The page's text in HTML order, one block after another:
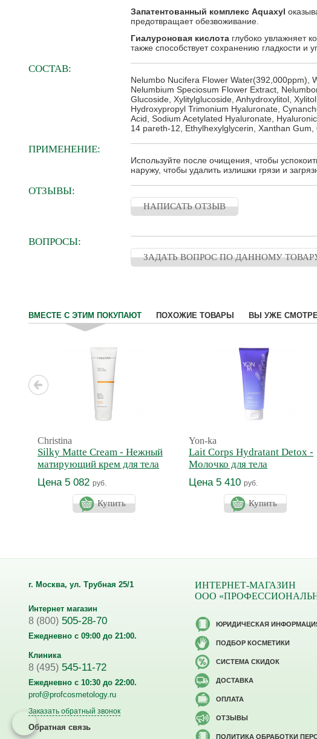
Запатентованный комплекс Aquaxyl
предотвращает обезвоживание.
Гиалуроновая кислотаглубоко увлажняет
также способствует сохранению гладкости и
СОСТАВ:
Nelumbo Nucifera Flower Water(392,000ppm),
Nelumbium Speciosum Flower Extract,
Glucoside, Xylitylglucoside, Anhydroxylitol,
Hydroxypropyl Trimonium Hyaluronate,
Acid, Sodium Acetylated Hyaluronate,
14 pareth-12, Ethylhexylglycerin, Xanthan
ПРИМЕНЕНИЕ:
Используйте после очищения, чтобы
наружу, чтобы удалить излишки грязи и
ОТЗЫВЫ:
НАПИСАТЬ ОТЗЫВ
ВОПРОСЫ:
ЗАДАТЬ ВОПРОС ПО ДАННОМУ
ВМЕСТЕ С ЭТИМ ПОКУПАЮТ ПОХОЖИЕ ТОВАРЫ ВЫ УЖЕ
Christina
Silky Matte Cream - Нежный
матирующий крем для тела
Цена 5 082 руб.
Купить
Yon-ka
Lait Corps Hydratant Detox -
Молочко для тела
увлажняющее Прованс
Цена 5 410 руб.
Купить
г. Москва, ул. Трубная 25/1
Интернет магазин
8 (800) 505-28-70
Ежедневно с 09:00 до 21:00.
Клиника
8 (495) 545-11-72
Ежедневно с 10:30 до 22:00.
prof@profcosmetology.ru
Заказать обратный звонок
Обратная связь
ИНТЕРНЕТ-МАГАЗИН
ООО
ЮРИДИЧЕСКАЯ
ПОДБОР КОСМЕТИКИ
CИСТЕМА СКИДОК
ДОСТАВКА
ОПЛАТА
ОТЗЫВЫ
ПОЛИТИКА ОБРАБОТКИ